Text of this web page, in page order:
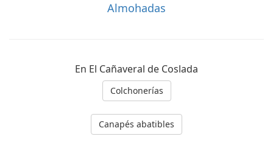
Almohadas
En El Cañaveral de Coslada
Colchonerías
Canapés abatibles